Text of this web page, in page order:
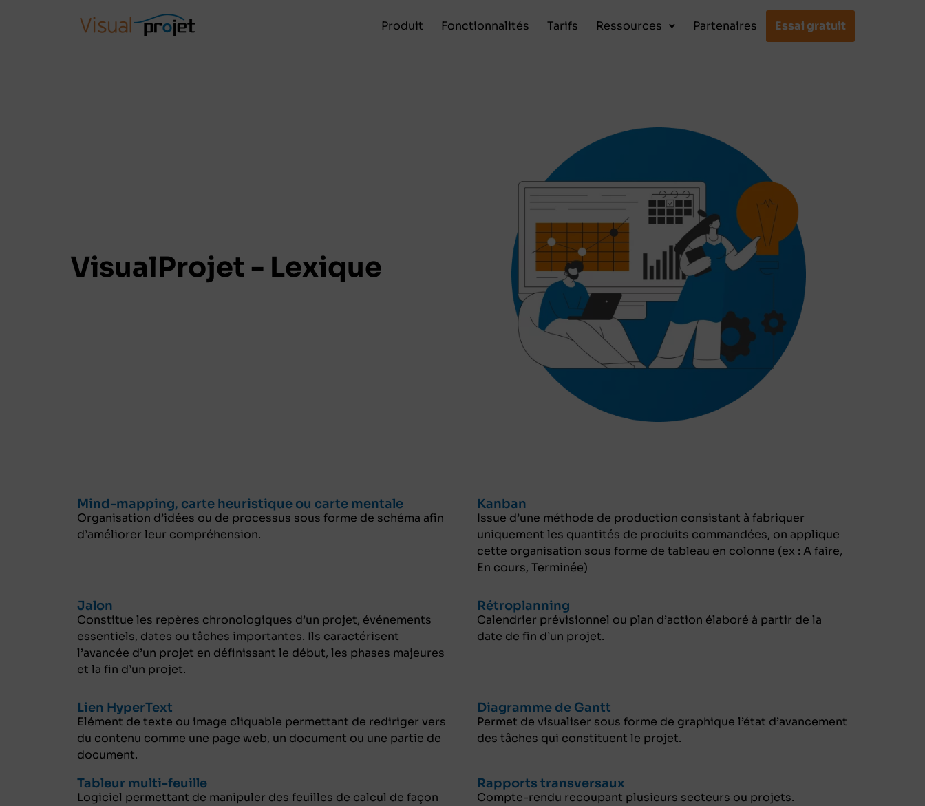
Produit Fonctionnalités Tarifs Ressources Partenaires Essai gratuit
VisualProjet - Lexique
Mind-mapping, carte heuristique ou carte mentale
Organisation d’idées ou de processus sous forme de schéma afin
d’améliorer leur compréhension.
Kanban
Issue d’une méthode de production consistant à fabriquer
uniquement les quantités de produits commandées, on applique
cette organisation sous forme de tableau en colonne (ex : A faire,
En cours, Terminée)
Jalon
Constitue les repères chronologiques d’un projet, événements
essentiels, dates ou tâches importantes. Ils caractérisent
l’avancée d’un projet en définissant le début, les phases majeures
et la fin d’un projet.
Rétroplanning
Calendrier prévisionnel ou plan d’action élaboré à partir de la
date de fin d’un projet.
Lien HyperText
Elément de texte ou image cliquable permettant de rediriger vers
du contenu comme une page web, un document ou une partie de
document.
Diagramme de Gantt
Permet de visualiser sous forme de graphique l’état d’avancement
des tâches qui constituent le projet.
Tableur multi-feuille
Logiciel permettant de manipuler des feuilles de calcul de façon
Rapports transversaux
Compte-rendu recoupant plusieurs secteurs ou projets.